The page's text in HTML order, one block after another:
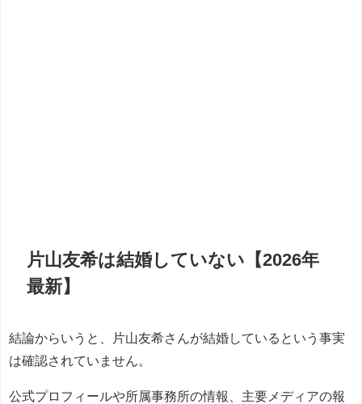
片山友希は結婚していない【2026年
最新】
結論からいうと、片山友希さんが結婚しているという事実
は確認されていません。
公式プロフィールや所属事務所の情報、主要メディアの報